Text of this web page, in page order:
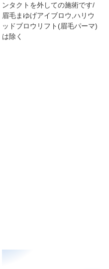
ンタクトを外しての施術です/
眉毛まゆげアイブロウ,ハリウ
ッドブロウリフト(眉毛パーマ)
は除く